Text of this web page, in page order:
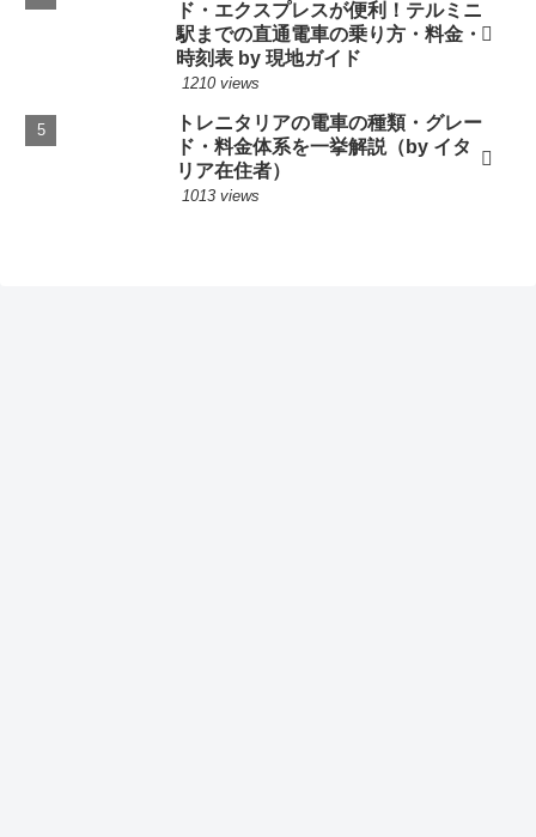
ド・エクスプレスが便利！テルミニ
駅までの直通電車の乗り方・料金・
時刻表 by 現地ガイド
1210 views
トレニタリアの電車の種類・グレー
ド・料金体系を一挙解説（by イタ
リア在住者）
1013 views